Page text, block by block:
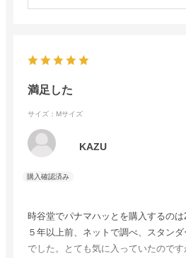
満足した
サイズ：Mサイズ
KAZU
時谷堂でパナマハッとを購入するの
５年以上前、ネットで調べ、スタン
でした。とても気に入っていたので